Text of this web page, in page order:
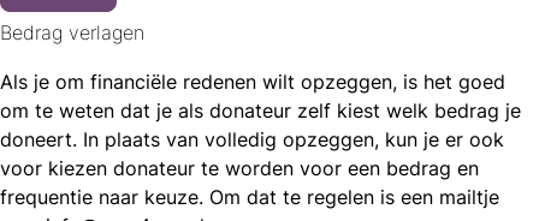
Bedrag verlagen
Als je om financiële redenen wilt opzeggen, is het goed
om te weten dat je als donateur zelf kiest welk bedrag je
doneert. In plaats van volledig opzeggen, kun je er ook
voor kiezen donateur te worden voor een bedrag en
frequentie naar keuze. Om dat te regelen is een mailtje